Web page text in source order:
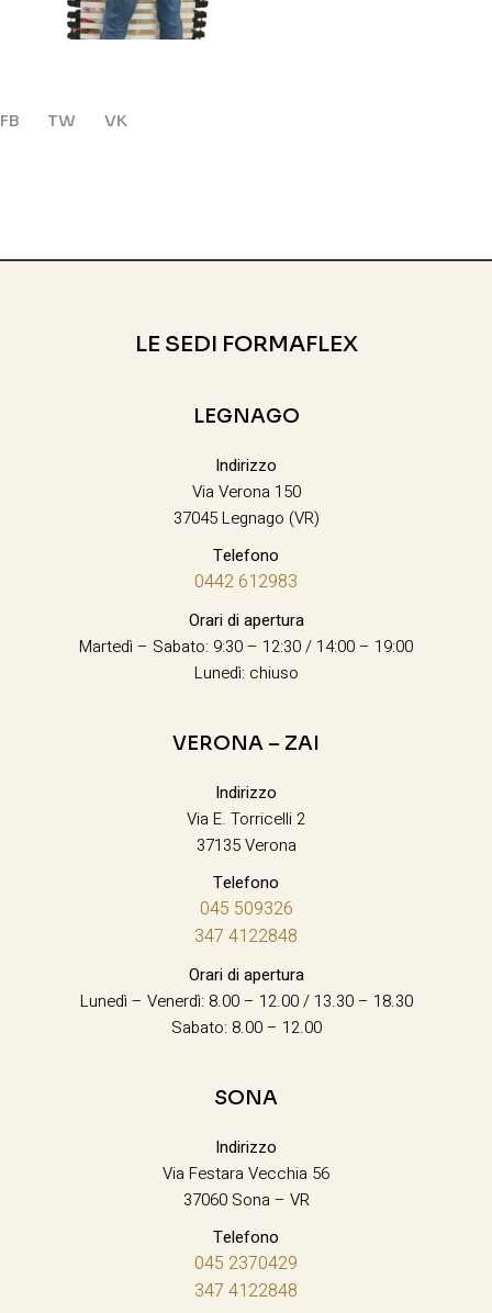
FB TW VK
LE SEDI FORMAFLEX
LEGNAGO
Indirizzo
Via Verona 150
37045 Legnago (VR)
Telefono
0442 612983
Orari di apertura
Martedì – Sabato: 9:30 – 12:30 / 14:00 – 19:00
Lunedì: chiuso
VERONA – ZAI
Indirizzo
Via E. Torricelli 2
37135 Verona
Telefono
045 509326
347 4122848
Orari di apertura
Lunedì – Venerdì: 8.00 – 12.00 / 13.30 – 18.30
Sabato: 8.00 – 12.00
SONA
Indirizzo
Via Festara Vecchia 56
37060 Sona – VR
Telefono
045 2370429
347 4122848